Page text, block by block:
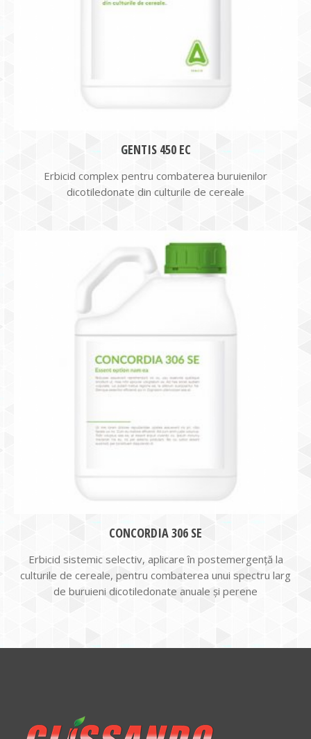
GENTIS 450 EC
Erbicid complex pentru combaterea buruienilor
dicotiledonate din culturile de cereale
CONCORDIA 306 SE
Erbicid sistemic selectiv, aplicare în postemergență la
culturile de cereale, pentru combaterea unui spectru larg
de buruieni dicotiledonate anuale și perene